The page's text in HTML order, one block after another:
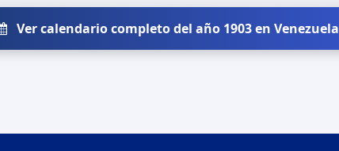
Ver calendario completo del año 1903 en Venezuela